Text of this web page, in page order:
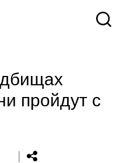
пройдут с